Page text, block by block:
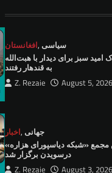
افغانستان, سیاسی
امید سبز برای دیدار با هبت‌الله
به قندهار رفتند
Z. Rezaie August 5, 2026
اخبار, جهانی
«شبکه دیاسپورای هزاره»
درسویدن برگزار شد
Z. Rezaie August 3, 2026